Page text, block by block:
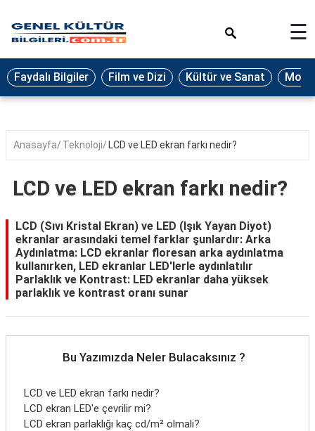
Eğitim
Ekonomi
Seyahat
Oyun
Yaşam
Hukuk
Blog
☰
Faydalı Bilgiler Film ve Dizi Kültür ve Sanat
Anasayfa Teknoloji LCD ve LED ekran farkı nedir?
LCD ve LED ekran farkı nedir?
LCD (Sıvı Kristal Ekran) ve LED (Işık Yayan Diyot)
ekranlar arasındaki temel farklar şunlardır: Arka
Aydınlatma: LCD ekranlar floresan arka aydınlatma
kullanırken, LED ekranlar LED'lerle aydınlatılır
Parlaklık ve Kontrast: LED ekranlar daha yüksek
parlaklık ve kontrast oranı sunar
Bu Yazımızda Neler Bulacaksınız ?
LCD ve LED ekran farkı nedir?
LCD ekran LED'e çevrilir mi?
LCD ekran parlaklığı kaç cd/m² olmalı?